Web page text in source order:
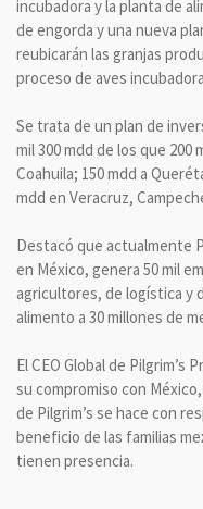
incubadora y la planta de
de engorda y una nueva
reubicarán las granjas
proceso de aves
Se trata de un plan de
mil 300 mdd de los que
Coahuila; 150 mdd a
mdd en Veracruz,
Destacó que actualmente
en México, genera 50 mil
agricultores, de logística y
alimento a 30 millones de
El CEO Global de Pilgrim’s
su compromiso con
de Pilgrim’s se hace con
beneficio de las familias
tienen presencia.